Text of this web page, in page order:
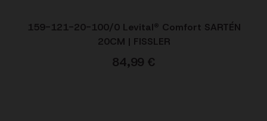
159-121-20-100/0 Levital® Comfort SARTÉN
20CM | FISSLER
84,99 €